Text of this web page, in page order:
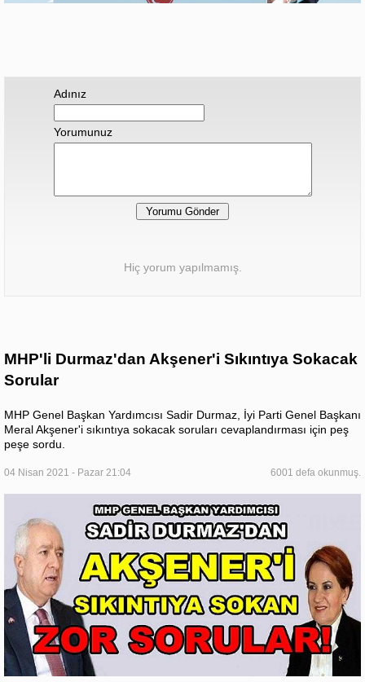
Adınız
Yorumunuz
Hiç yorum yapılmamış.
MHP'li Durmaz'dan Akşener'i Sıkıntıya Sokacak
Sorular
MHP Genel Başkan Yardımcısı Sadir Durmaz, İyi Parti Genel Başkanı
Meral Akşener'i sıkıntıya sokacak soruları cevaplandırması için peş
peşe sordu.
04 Nisan 2021 - Pazar 21:04 6001 defa okunmuş.